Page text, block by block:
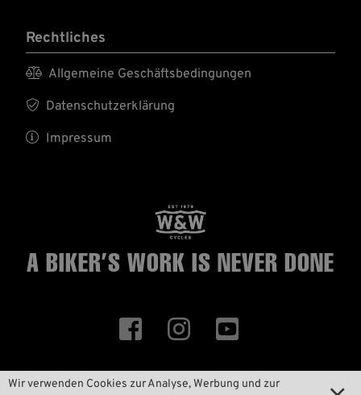
Wir verwenden Cookies zur Analyse, Werbung und zur
Rechtliches
 Allgemeine Geschäftsbedingungen
 Datenschutzerklärung
 Impressum
A BIKER’S WORK IS NEVER DONE
  